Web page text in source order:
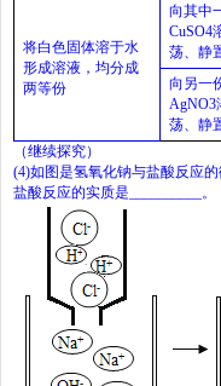
将白色固体溶于水
形成溶液，均分成
两等份
向其中
CuSO4
荡、静
向另一
AgNO3
荡、静
（继续探究）
(4)如图是氢氧化钠与盐酸反应
盐酸反应的实质是
。